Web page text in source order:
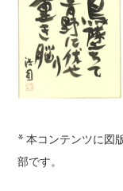
* 本コンテンツに図
部です。